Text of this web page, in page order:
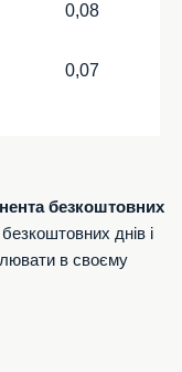
0,08
0,07
безкоштовних
днів і
в своєму